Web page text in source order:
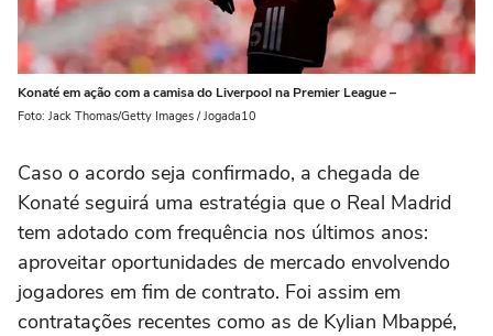
Konaté em ação com a camisa do Liverpool na Premier League –
Foto: Jack Thomas/Getty Images / Jogada10
Caso o acordo seja confirmado, a chegada de
Konaté seguirá uma estratégia que o Real Madrid
tem adotado com frequência nos últimos anos:
aproveitar oportunidades de mercado envolvendo
jogadores em fim de contrato. Foi assim em
contratações recentes como as de Kylian Mbappé,